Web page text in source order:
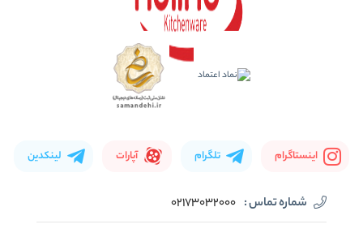
اینستاگرام تلگرام آپارات لینکدین
شماره تماس : 02173032000